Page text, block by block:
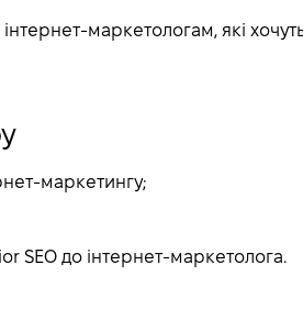
маркетологам, які
маркетингу;
SEO до інтернет-маркетолога.